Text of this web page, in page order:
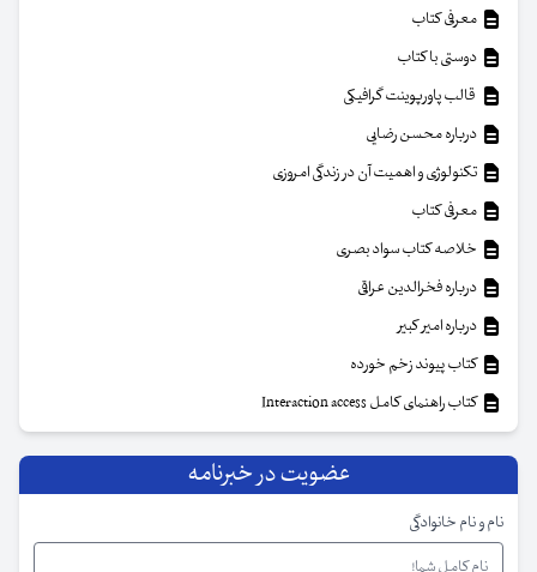
معرفی کتاب
دوستی با کتاب
قالب پاورپوینت گرافیکی
درباره محسن رضایی
تکنولوژی و اهمیت آن در زندگی امروزی
معرفی کتاب
خلاصه کتاب سواد بصری
درباره فخرالدین عراقی
درباره امیر کبیر
کتاب پیوند زخم خورده
کتاب راهنمای کامل Interaction access
عضویت در خبرنامه
نام و نام خانوادگی